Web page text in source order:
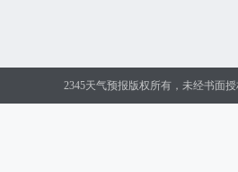
2345天气预报版权所有，未经书面